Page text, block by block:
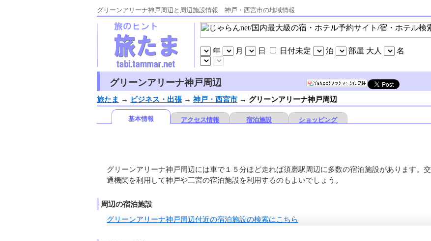
グリーンアリーナ神戸周辺と周辺施設情報 神戸・西宮市の地域情報
グリーンアリーナ神戸周辺
旅たま → ビジネス・出張 → 神戸・西宮市 → グリーンアリーナ神戸周辺
基本情報 アクセス情報 宿泊施設 ショッピング
グリーンアリーナ神戸周辺には車で１５分ほど走れば須磨駅周辺に多数の宿泊施設があります。交
通機関を利用して神戸や三宮の宿泊施設を利用するのもよいでしょう。
周辺の宿泊施設
グリーンアリーナ神戸周辺付近の宿泊施設の検索はこちら